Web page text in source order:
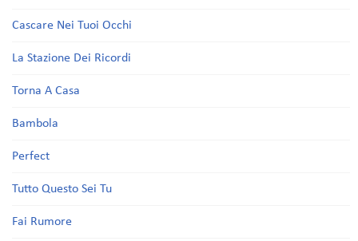
Cascare Nei Tuoi Occhi
La Stazione Dei Ricordi
Torna A Casa
Bambola
Perfect
Tutto Questo Sei Tu
Fai Rumore